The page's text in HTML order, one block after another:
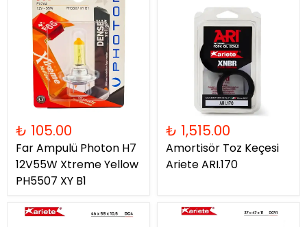
₺ 105.00
Far Ampulü Photon H7
12V55W Xtreme Yellow
PH5507 XY B1
₺ 1,515.00
Amortisör Toz Keçesi
Ariete ARI.170